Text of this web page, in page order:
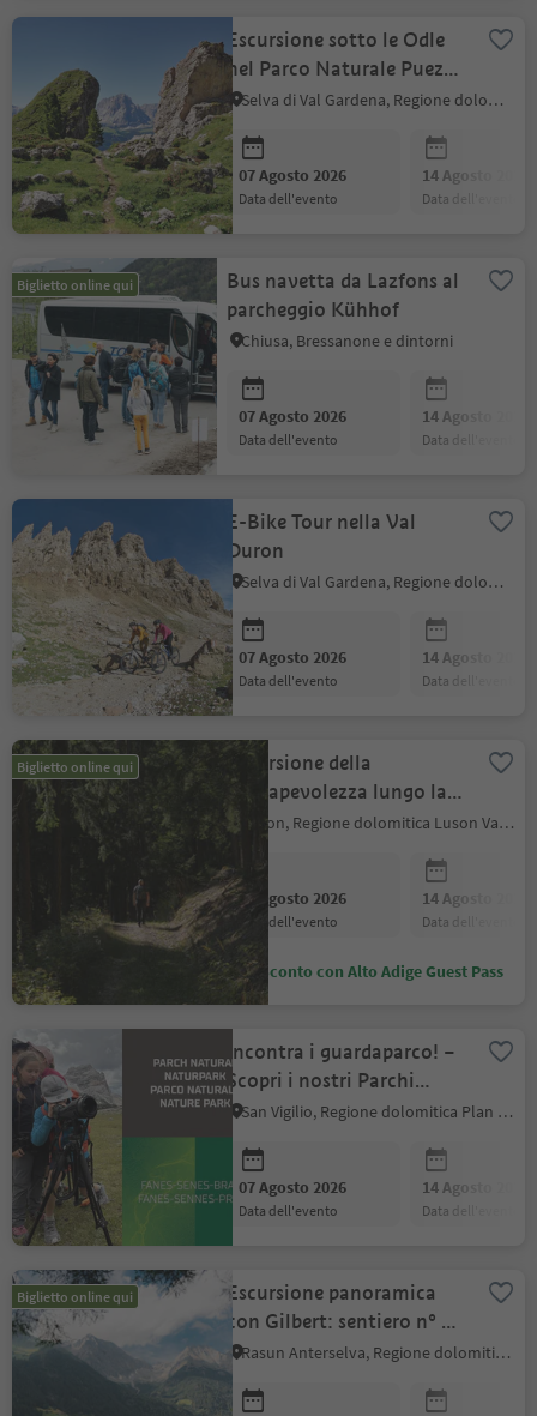
Escursione sotto le Odle
nel Parco Naturale Puez-
Odle Patrimonio
Selva di Val Gardena, Regione dolomitica Val Gardena
07 Agosto 2026
data dell'evento
14 Agosto 2026
data dell'evento
Biglietto online qui
Bus navetta da Lazfons al
parcheggio Kühhof
Chiusa, Bressanone e dintorni
07 Agosto 2026
data dell'evento
14 Agosto 2026
data dell'evento
E-Bike Tour nella Val
Duron
Selva di Val Gardena, Regione dolomitica Val Gardena
07 Agosto 2026
data dell'evento
14 Agosto 2026
data dell'evento
Biglietto online qui
Escursione della
consapevolezza lungo la
Via dei Cirmoli
Luson, Regione dolomitica Luson Val di Funes
07 Agosto 2026
data dell'evento
14 Agosto 2026
data dell'evento
Sconto con Alto Adige Guest Pass
Incontra i guardaparco! –
Scopri i nostri Parchi
naturali
San Vigilio, Regione dolomitica Plan de Corones
07 Agosto 2026
data dell'evento
14 Agosto 2026
data dell'evento
Biglietto online qui
Escursione panoramica
con Gilbert: sentiero n° 1 -
Lago fino Anterselva di
Mezzo
Rasun Anterselva, Regione dolomitica Plan de Corones